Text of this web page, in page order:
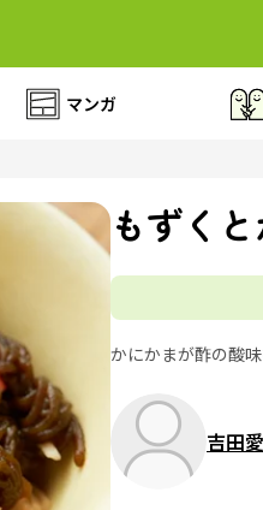
マンガ
もずく
かにかまが酢の酸
吉田愛